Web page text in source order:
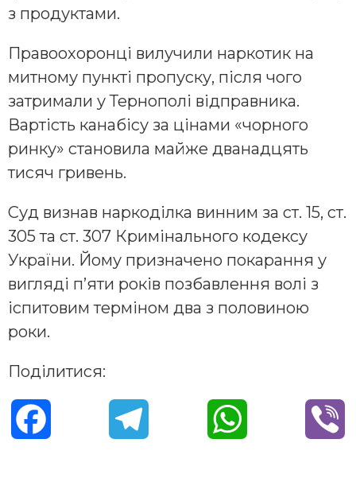
з продуктами.
Правоохоронці вилучили наркотик на
митному пункті пропуску, після чого
затримали у Тернополі відправника.
Вартість канабісу за цінами «чорного
ринку» становила майже дванадцять
тисяч гривень.
Суд визнав наркоділка винним за ст. 15, ст.
305 та ст. 307 Кримінального кодексу
України. Йому призначено покарання у
вигляді п’яти років позбавлення волі з
іспитовим терміном два з половиною
роки.
Поділитися: